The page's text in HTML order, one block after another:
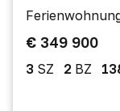
€ 349 900
3 SZ 2 BZ